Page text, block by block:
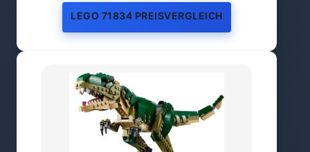
LEGO 71834 PREISVERGLEICH